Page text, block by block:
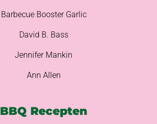
Barbecue Booster Garlic
David B. Bass
Jennifer Mankin
Ann Allen
BBQ Recepten